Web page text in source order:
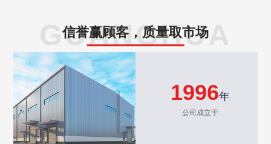
GUANGHUA
信誉赢顾客，质量取市场
1996年
公司成立于